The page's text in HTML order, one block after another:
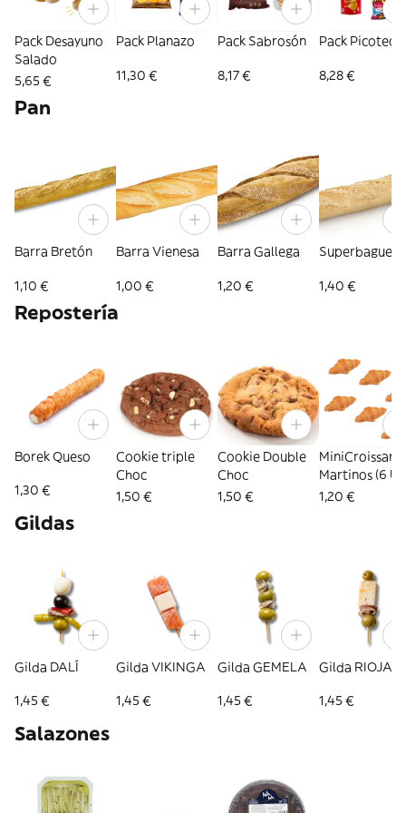
Pack Desayuno
Salado
5,65 €
Pack Planazo
11,30 €
Pack Sabrosón
8,17 €
Pack Picoteo
8,28 €
Pan
Barra Bretón
1,10 €
Barra Vienesa
1,00 €
Barra Gallega
1,20 € 1,40 €
Repostería
Borek Queso
1,30 €
Cookie triple
Choc
1,50 €
Cookie Double
Choc
1,50 €
MiniCroissants
Martinos (6
1,20 €
Gildas
Gilda DALÍ
1,45 €
Gilda VIKINGA
1,45 €
Gilda GEMELA
1,45 €
Gilda
1,45 €
Salazones